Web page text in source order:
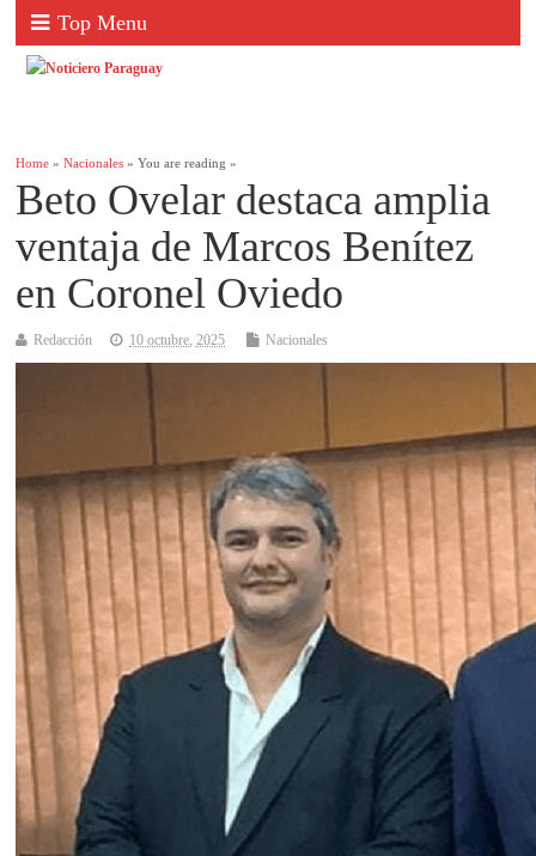
Top Menu
Home »Nacionales » You are reading »
Beto Ovelar destaca amplia
ventaja de Marcos Benítez
en Coronel Oviedo
Redacción 10 octubre, 2025 Nacionales